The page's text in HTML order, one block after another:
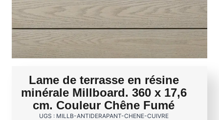
Lame de terrasse en résine
minérale Millboard. 360 x 17,6
cm. Couleur Chêne Fumé
UGS : MILLB-ANTIDERAPANT-CHENE-CUIVRE